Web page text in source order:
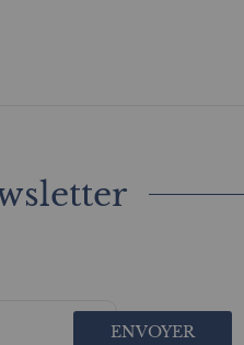
ENVOYER